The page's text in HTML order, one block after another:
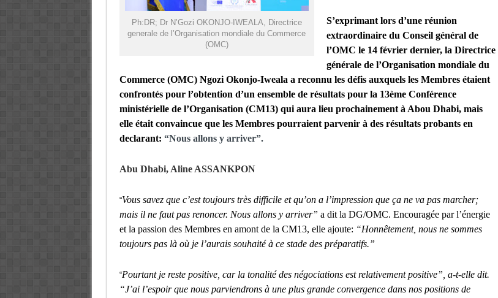
Ph:DR; Dr N’Gozi OKONJO-IWEALA, Directrice
generale de l’Organisation mondiale du Commerce
(OMC)
S’exprimant lors d’une réunion
extraordinaire du Conseil général de
l’OMC le 14 février dernier, la Directrice
générale de l’Organisation mondiale du
Commerce (OMC) Ngozi Okonjo-Iweala a reconnu les défis auxquels les Membres étaient
confrontés pour l’obtention d’un ensemble de résultats pour la 13ème Conférence
ministérielle de l’Organisation (CM13) qui aura lieu prochainement à Abou Dhabi, mais
elle était convaincue que les Membres pourraient parvenir à des résultats probants en
declarant: “Nous allons y arriver”.
Abu Dhabi, Aline ASSANKPON
“Vous savez que c’est toujours très difficile et qu’on a l’impression que ça ne va pas marcher;
mais il ne faut pas renoncer. Nous allons y arriver” a dit la DG/OMC. Encouragée par l’énergie
et la passion des Membres en amont de la CM13, elle ajoute: “Honnêtement, nous ne sommes
toujours pas là où je l’aurais souhaité à ce stade des préparatifs.”
“Pourtant je reste positive, car la tonalité des négociations est relativement positive”, a-t-elle dit.
“J’ai l’espoir que nous parviendrons à une plus grande convergence dans nos positions de